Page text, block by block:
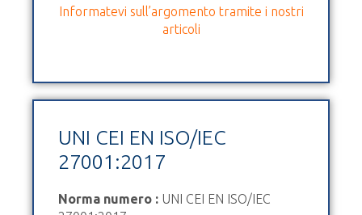
Informatevi sull’argomento tramite i nostri
articoli
UNI CEI EN ISO/IEC
27001:2017
Norma numero : UNI CEI EN ISO/IEC